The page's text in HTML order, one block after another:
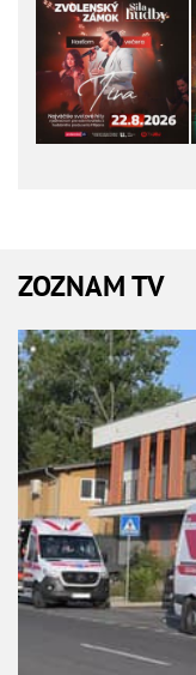
ZOZNAM TV